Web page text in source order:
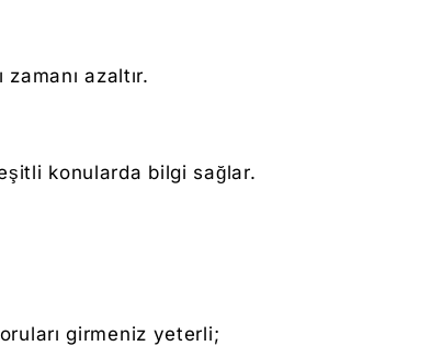
azaltır.
konularda bilgi sağlar.
girmeniz yeterli;